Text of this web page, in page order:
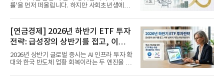
률'을 먼저 떠올립니다. 하지만 사회초년생에게
[연금경제] 2026년 하반기 ETF 투자
전략: 급성장의 상반기를 접고, 이제
'실적'이 가르는 하반기를 맞다
2026년 상반기 글로벌 증시는 AI 인프라 투자 확
대와 한국 반도체 업황 회복이라는 두 엔진을 달